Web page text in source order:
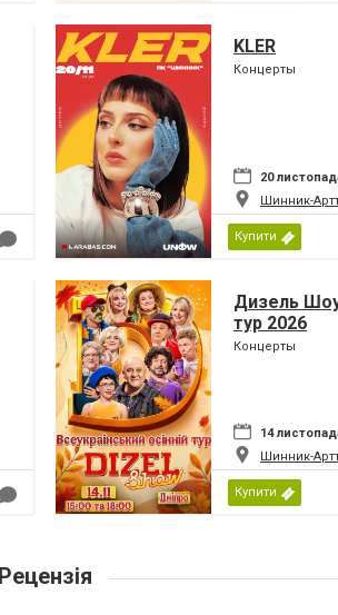
KLER
Концерты
20
Шинник-
Купити
Дизель
тур 2026
Концерты
14
Шинник-
Купити
Рецензія